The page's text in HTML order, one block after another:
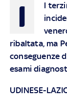
I
l
ribaltata, ma
conseguenze
esami
UDINESE-